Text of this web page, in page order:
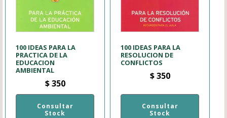
100 IDEAS PARA LA
PRACTICA DE LA
EDUCACION
AMBIENTAL
$350
Consultar
Stock
100 IDEAS PARA LA
RESOLUCION DE
CONFLICTOS
$350
Consultar
Stock